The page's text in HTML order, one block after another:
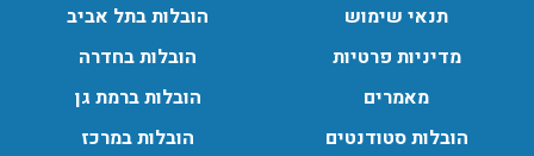
תנאי שימוש
מדיניות פרטיות
מאמרים
הובלות סטודנטים
הובלות בתל אביב
הובלות בחדרה
הובלות ברמת גן
הובלות במרכז